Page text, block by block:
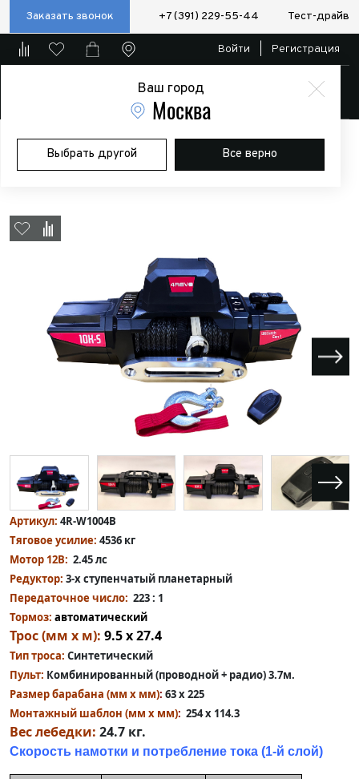
Заказать звонок +7 (391) 229-55-44 Тест-драйв
Ваш город
Москва
Выбрать другой Все верно
Войти Регистрация
Главная Магазин Дополнительное оборудование
Лебедки
Лебедка автомобильная 4REVO 10K-S 12V (синтетический трос)
Артикул: 4R-W1004B
Тяговое усилие: 4536 кг
Мотор 12В: 2.45 лс
Редуктор: 3-х ступенчатый планетарный
Передаточное число: 223 : 1
Тормоз: автоматический
Трос (мм x м): 9.5 х 27.4
Тип троса: Синтетический
Пульт: Комбинированный (проводной + радио) 3.7м.
Размер барабана (мм x мм): 63 x 225
Монтажный шаблон (мм x мм): 254 x 114.3
Вес лебедки: 24.7 кг.
Скорость намотки и потребление тока (1-й слой)